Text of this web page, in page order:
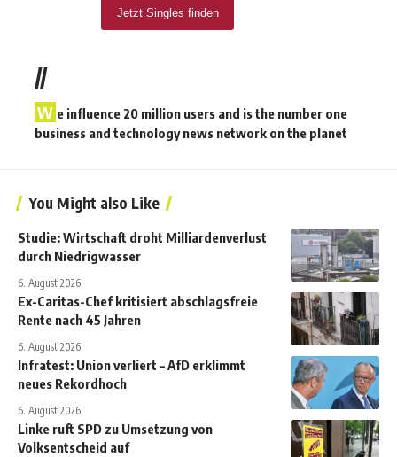
//
W e influence 20 million users and is the number one
business and technology news network on the planet
You Might also Like
Studie: Wirtschaft droht Milliardenverlust
durch Niedrigwasser
6. August 2026
Ex-Caritas-Chef kritisiert abschlagsfreie
Rente nach 45 Jahren
6. August 2026
Infratest: Union verliert – AfD erklimmt
neues Rekordhoch
6. August 2026
Linke ruft SPD zu Umsetzung von
Volksentscheid auf